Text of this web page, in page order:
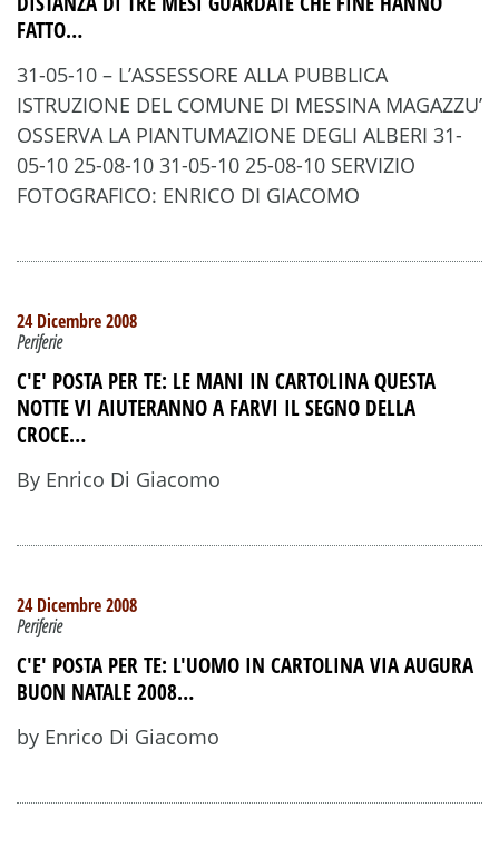
FATTO…
31-05-10 – L’ASSESSORE ALLA PUBBLICA
ISTRUZIONE DEL COMUNE DI MESSINA MAGAZZU’
OSSERVA LA PIANTUMAZIONE DEGLI ALBERI 31-
05-10 25-08-10 31-05-10 25-08-10 SERVIZIO
FOTOGRAFICO: ENRICO DI GIACOMO
24 Dicembre 2008
Periferie
C'E' POSTA PER TE: LE MANI IN CARTOLINA QUESTA
NOTTE VI AIUTERANNO A FARVI IL SEGNO DELLA
CROCE…
By Enrico Di Giacomo
24 Dicembre 2008
Periferie
C'E' POSTA PER TE: L'UOMO IN CARTOLINA VIA AUGURA
BUON NATALE 2008…
by Enrico Di Giacomo